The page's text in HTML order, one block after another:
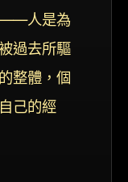
——人是為
過去所驅
整體，個
己的經